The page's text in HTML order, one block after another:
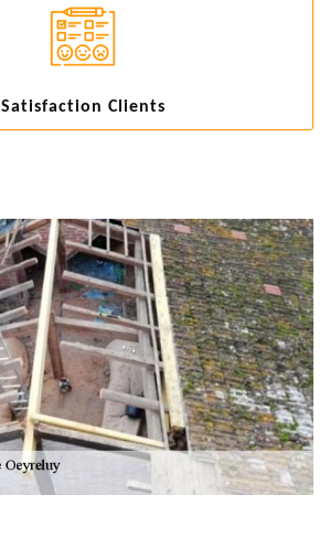
Satisfaction Clients